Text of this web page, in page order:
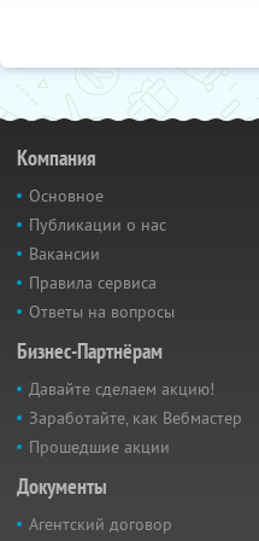
Компания
Основное
Публикации о нас
Вакансии
Правила сервиса
Ответы на вопросы
Бизнес-Партнёрам
Давайте сделаем акцию!
Заработайте, как Вебмастер
Прошедшие акции
Документы
Агентский договор